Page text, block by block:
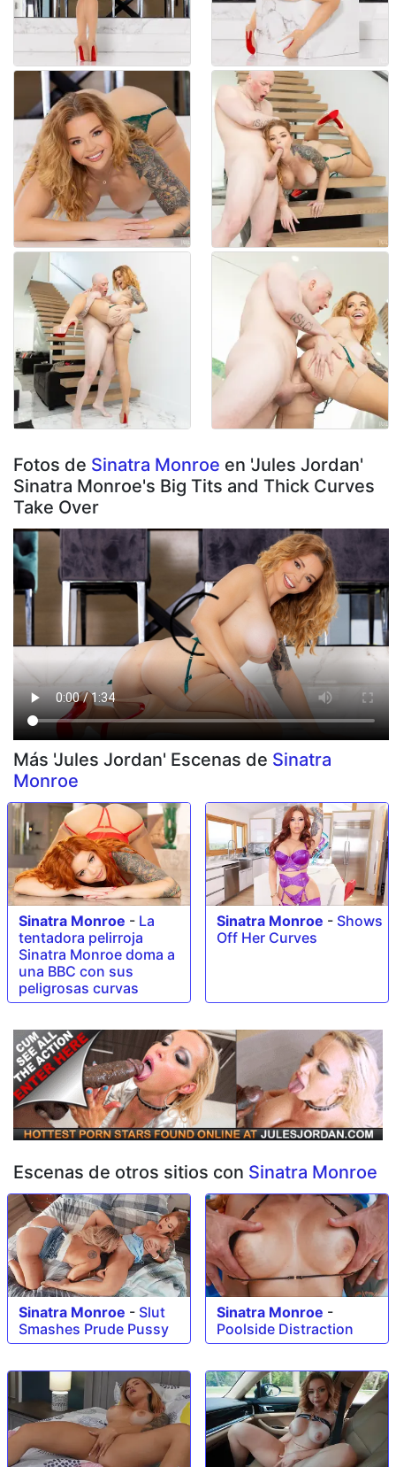
Fotos de Sinatra Monroe en 'Jules Jordan'
Sinatra Monroe's Big Tits and Thick Curves
Take Over
Más 'Jules Jordan' Escenas de Sinatra
Monroe
Sinatra Monroe - La
tentadora pelirroja
Sinatra Monroe doma a
una BBC con sus
peligrosas curvas
Sinatra Monroe - Shows
Off Her Curves
Escenas de otros sitios con Sinatra Monroe
Sinatra Monroe - Slut
Smashes Prude Pussy
Sinatra Monroe -
Poolside Distraction